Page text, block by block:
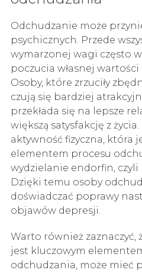
Odchudzanie może
psychicznych. Przede
wymarzonej wagi często
poczucia własnej
Osoby, które zrzuciły
czują się bardziej
przekłada się na lepsze
większą satysfakcję z
aktywność fizyczna, która
elementem procesu
wydzielanie endorfin, czyli
Dzięki temu osoby
doświadczać poprawy
objawów depresji.
Warto również zaznaczyć,
jest kluczowym
odchudzania, może mieć